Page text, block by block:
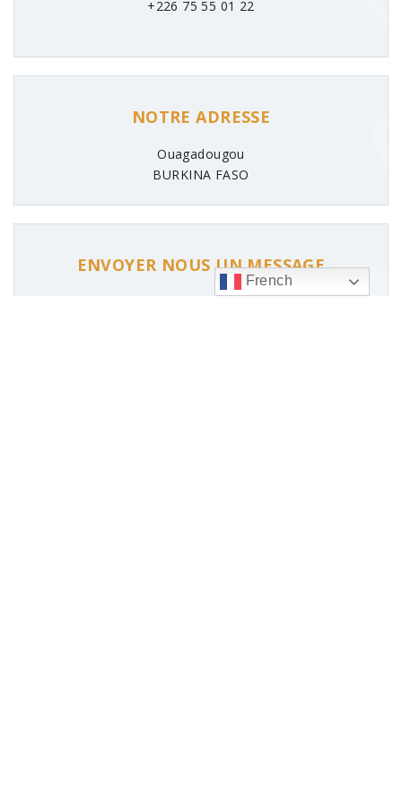
+226 75 55 01 22
NOTRE ADRESSE
Ouagadougou
BURKINA FASO
ENVOYER NOUS UN MESSAGE
contact@ayid-bf.org
French